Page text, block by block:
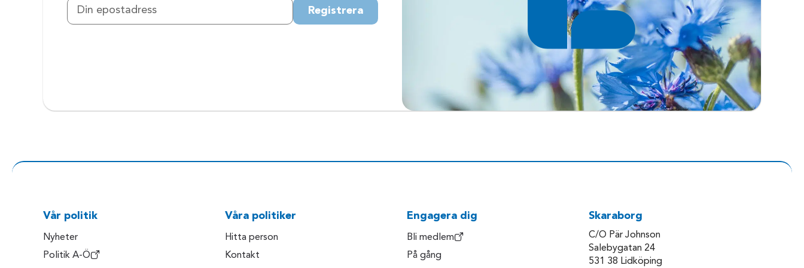
Registrera
Vår politik
Nyheter
Politik A-Ö
Våra politiker
Hitta person
Kontakt
Engagera dig
Bli medlem
På gång
Skaraborg
C/O Pär Johnson
Salebygatan 24
531 38 Lidköping